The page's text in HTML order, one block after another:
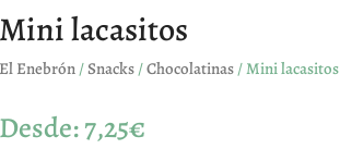
Mini lacasitos
El Enebrón / Snacks /Chocolatinas / Mini lacasitos
Desde:7,25€